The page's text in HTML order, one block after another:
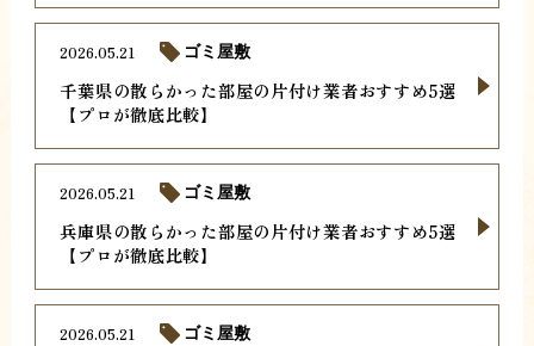
千葉県の散らかった部屋の片付け業者おすすめ5選
【プロが徹底比較】
2026.05.21 ゴミ屋敷
兵庫県の散らかった部屋の片付け業者おすすめ5選
【プロが徹底比較】
2026.05.21 ゴミ屋敷
2026.05.21 ゴミ屋敷